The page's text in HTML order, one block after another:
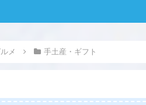
メ 手土産・ギフト